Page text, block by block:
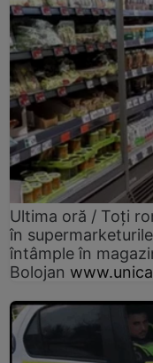
Ultima oră / Toți
în
întâmple în
Bolojan